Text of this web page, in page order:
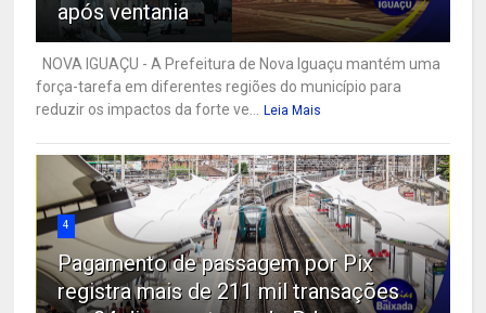
após ventania
NOVA IGUAÇU - A Prefeitura de Nova Iguaçu mantém uma
força-tarefa em diferentes regiões do município para
reduzir os impactos da forte ve...
Leia Mais
4
Pagamento de passagem por Pix
registra mais de 211 mil transações